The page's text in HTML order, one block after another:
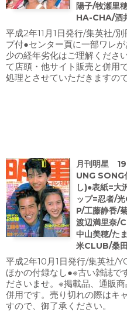
陽子/牧瀬里
HA-CHA/酒
平成2年11月1日発行/集英社/
プ付●センター頁に一部ワレ
少の経年劣化はご理解くださ
て店頭・他サイト販売と併用
処理とさせていただきますの
月刊明星
UNG SONG
し)●表紙=大
ップ=忍者/
P/工藤静香/
渡辺満里奈/
中山美穂/た
米CLUB/桑
平成2年10月1日発行/集英社/
ほかの付録なし●※古い雑誌で
ださいませ。※掲載品、通販
併用です。売り切れの際はキ
すので、御了承ください。